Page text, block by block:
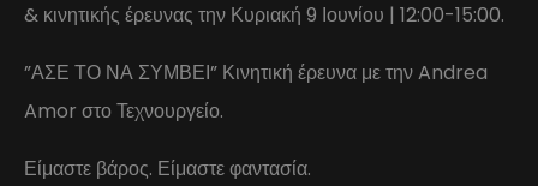
& κινητικής έρευνας την Κυριακή 9 Ιουνίου | 12:00-15:00.
”ΑΣΕ ΤΟ ΝΑ ΣΥΜΒΕΙ” Κινητική έρευνα με την Andrea
Amor στο Τεχνουργείο.
Είμαστε βάρος. Είμαστε φαντασία.